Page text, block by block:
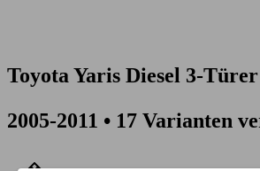
Toyota Yaris Diesel 3-Türer
2005-2011 • 17 Varianten